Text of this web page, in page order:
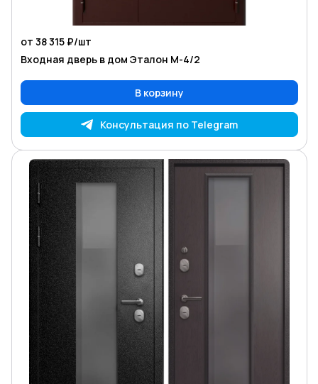
от 38 315 ₽/шт
Входная дверь в дом Эталон М-4/2
В корзину
Консультация по Telegram